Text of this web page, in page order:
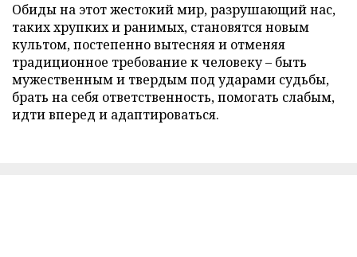
Обиды на этот жестокий мир, разрушающий нас,
таких хрупких и ранимых, становятся новым
культом, постепенно вытесняя и отменяя
традиционное требование к человеку – быть
мужественным и твердым под ударами судьбы,
брать на себя ответственность, помогать слабым,
идти вперед и адаптироваться.